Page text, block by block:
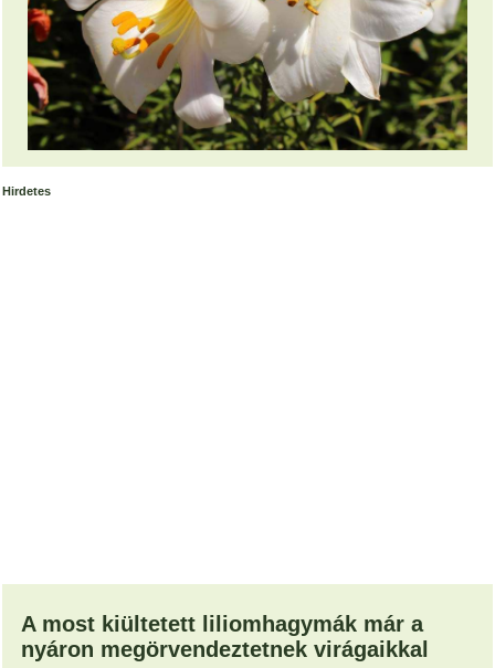
Hirdetes
A most kiültetett liliomhagymák már a
nyáron megörvendeztetnek virágaikkal